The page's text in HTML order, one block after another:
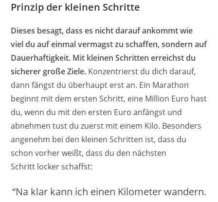
Prinzip der kleinen Schritte
Dieses besagt, dass es nicht darauf ankommt wie
viel du auf einmal vermagst zu schaffen, sondern auf
Dauerhaftigkeit. Mit kleinen Schritten erreichst du
sicherer große Ziele. Konzentrierst du dich darauf,
dann fängst du überhaupt erst an. Ein Marathon
beginnt mit dem ersten Schritt, eine Million Euro hast
du, wenn du mit den ersten Euro anfängst und
abnehmen tust du zuerst mit einem Kilo. Besonders
angenehm bei den kleinen Schritten ist, dass du
schon vorher weißt, dass du den nächsten
Schritt locker schaffst:
“Na klar kann ich einen Kilometer wandern.